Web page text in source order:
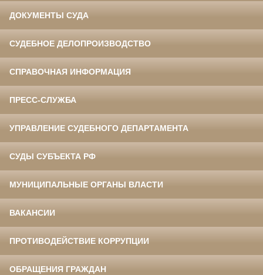
ДОКУМЕНТЫ СУДА
СУДЕБНОЕ ДЕЛОПРОИЗВОДСТВО
СПРАВОЧНАЯ ИНФОРМАЦИЯ
ПРЕСС-СЛУЖБА
УПРАВЛЕНИЕ СУДЕБНОГО ДЕПАРТАМЕНТА
СУДЫ СУБЪЕКТА РФ
МУНИЦИПАЛЬНЫЕ ОРГАНЫ ВЛАСТИ
ВАКАНСИИ
ПРОТИВОДЕЙСТВИЕ КОРРУПЦИИ
ОБРАЩЕНИЯ ГРАЖДАН